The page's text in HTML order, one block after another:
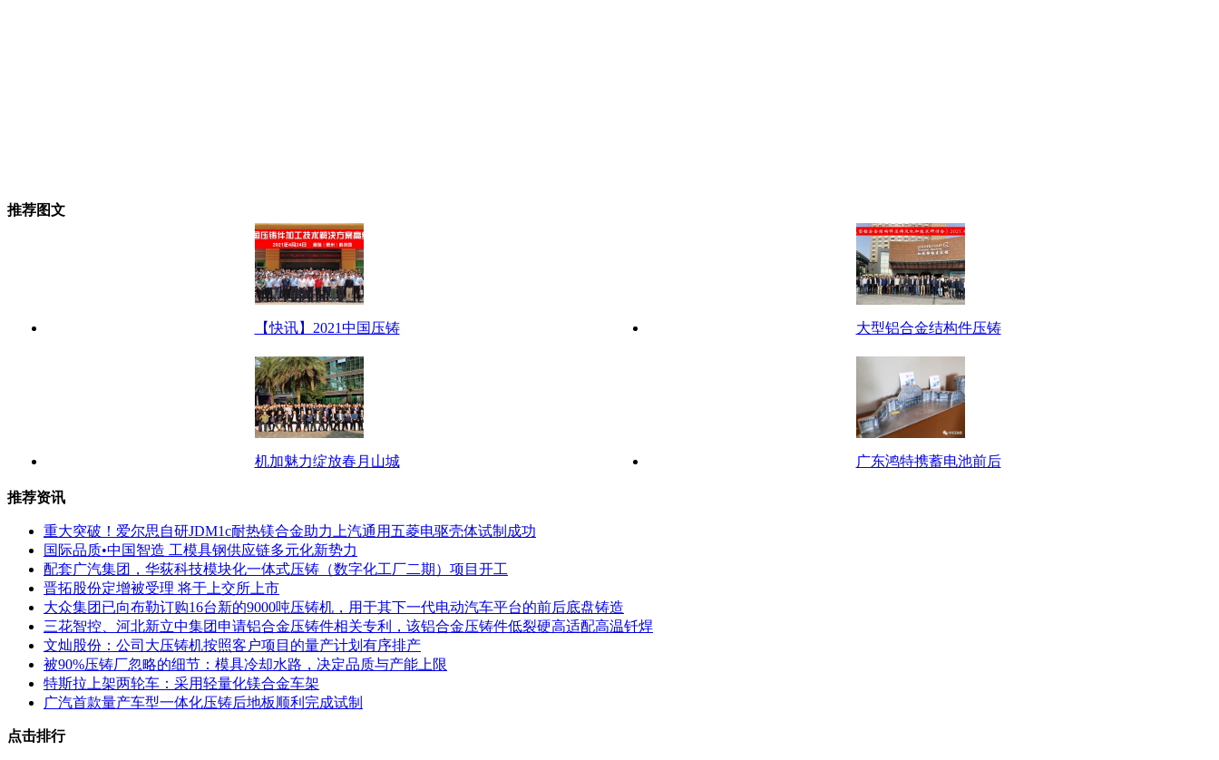
推荐图文
【快讯】2021中国压铸 大型铝合金结构件压铸
机加魅力绽放春月山城 广东鸿特携蓄电池前后
推荐资讯
重大突破！爱尔思自研JDM1c耐热镁合金助力上汽通用五菱电驱壳体试制成功
国际品质•中国智造 工模具钢供应链多元化新势力
配套广汽集团，华荻科技模块化一体式压铸（数字化工厂二期）项目开工
晋拓股份定增被受理 将于上交所上市
大众集团已向布勒订购16台新的9000吨压铸机，用于其下一代电动汽车平台的前后底盘铸造
三花智控、河北新立中集团申请铝合金压铸件相关专利，该铝合金压铸件低裂硬高适配高温钎焊
文灿股份：公司大压铸机按照客户项目的量产计划有序排产
被90%压铸厂忽略的细节：模具冷却水路，决定品质与产能上限
特斯拉上架两轮车：采用轻量化镁合金车架
广汽首款量产车型一体化压铸后地板顺利完成试制
点击排行